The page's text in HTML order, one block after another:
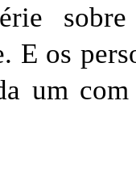
E os
um